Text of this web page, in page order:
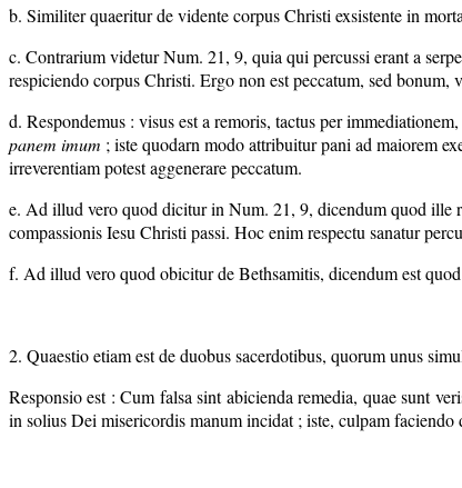
b. Similiter quaeritur de vidente corpus Christi exsistente in
c. Contrarium videtur Num. 21, 9, quia qui percussi erant a
respiciendo corpus Christi. Ergo non est peccatum, sed
d. Respondemus : visus est a remoris, tactus per
panem imum ; iste quodarn modo attribuitur pani ad maiorem
irreverentiam potest aggenerare peccatum.
e. Ad illud vero quod dicitur in Num. 21, 9, dicendum quod ille
compassionis Iesu Christi passi. Hoc enim respectu sanatur
f. Ad illud vero quod obicitur de Bethsamitis, dicendum est
2. Quaestio etiam est de duobus sacerdotibus, quorum unus
Responsio est : Cum falsa sint abicienda remedia, quae sunt
in solius Dei misericordis manum incidat ; iste, culpam